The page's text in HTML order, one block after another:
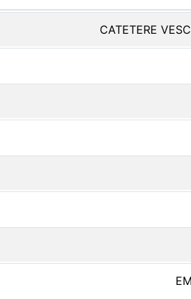
CATETERE